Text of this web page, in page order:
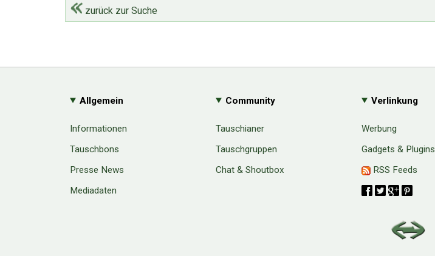
zurück zur Suche
Allgemein
Informationen
Tauschbons
Presse News
Mediadaten
Community
Tauschianer
Tauschgruppen
Chat & Shoutbox
Verlinkung
Werbung
Gadgets & Plugins
RSS Feeds